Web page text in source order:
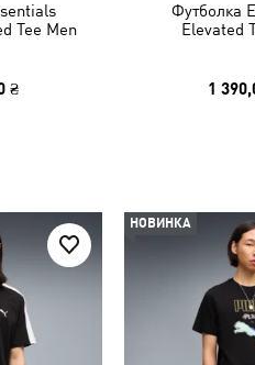
Tee Men
₴
Футболка
Elevated
1
НОВИНКА